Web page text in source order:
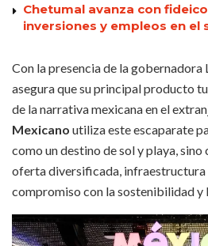
Chetumal avanza con
inversiones y empleos en el
Con la presencia de la gobernadora
asegura que su principal producto
de la narrativa mexicana en el
Mexicano utiliza este escaparate
como un destino de sol y playa, sino
oferta diversificada, infraestructura
compromiso con la sostenibilidad y